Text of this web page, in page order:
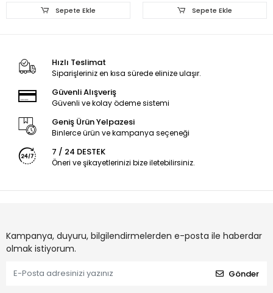
Sepete Ekle Sepete Ekle
Hızlı Teslimat
Siparişleriniz en kısa sürede elinize ulaşır.
Güvenli Alışveriş
Güvenli ve kolay ödeme sistemi
Geniş Ürün Yelpazesi
Binlerce ürün ve kampanya seçeneği
7 / 24 DESTEK
Öneri ve şikayetlerinizi bize iletebilirsiniz.
Kampanya, duyuru, bilgilendirmelerden e-posta ile haberdar
olmak istiyorum.
Gönder